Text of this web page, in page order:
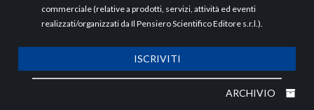
commerciale (relative a prodotti, servizi, attività ed eventi
realizzati/organizzati da Il Pensiero Scientifico Editore s.r.l.).
ISCRIVITI
ARCHIVIO